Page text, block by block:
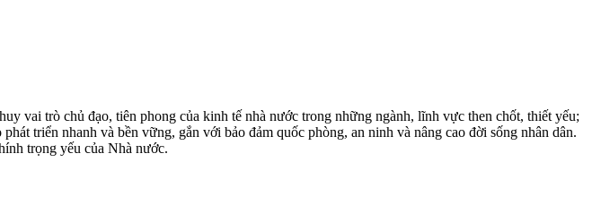
vai trò chủ đạo, tiên phong của kinh tế nhà nước trong những ngành, lĩnh vực then chốt, thiết yếu;
triển nhanh và bền vững, gắn với bảo đảm quốc phòng, an ninh và nâng cao đời sống nhân dân.
trọng yếu của Nhà nước.